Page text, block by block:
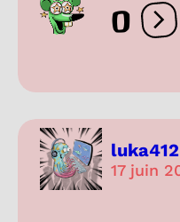
0
luka412
17 juin